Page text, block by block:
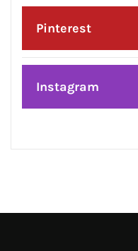
पंजाब सरकार
संकल्प के साथ आगे